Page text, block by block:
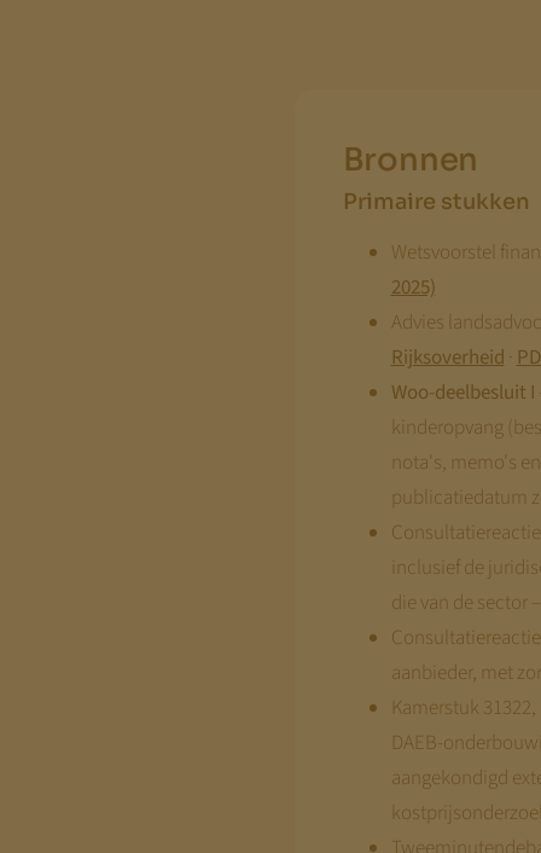
Bronnen
Primaire stukken
Wetsvoorstel
2025)
Advies
Rijksoverheid ·
Woo-deelbesluit I
kinderopvang
nota's, memo's
publicatiedatum
inclusief de
die van de sector –
aanbieder, met
Kamerstuk
DAEB-
aangekondigd